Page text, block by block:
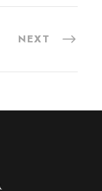
NEXT